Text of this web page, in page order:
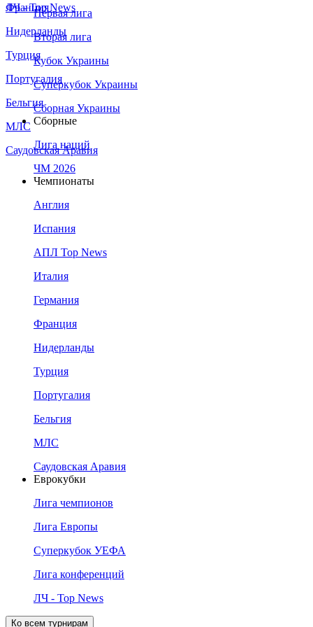
Франция
Нидерланды
Турция
Португалия
Бельгия
МЛС
Саудовская Аравия
ЛЧ - Top News
Первая лига
Вторая лига
Кубок Украины
Суперкубок Украины
Сборная Украины
Сборные
Лига наций
ЧМ 2026
Чемпионаты
Англия
Испания
АПЛ Top News
Италия
Германия
Франция
Нидерланды
Турция
Португалия
Бельгия
МЛС
Саудовская Аравия
Еврокубки
Лига чемпионов
Лига Европы
Суперкубок УЕФА
Лига конференций
ЛЧ - Top News
Ко всем турнирам